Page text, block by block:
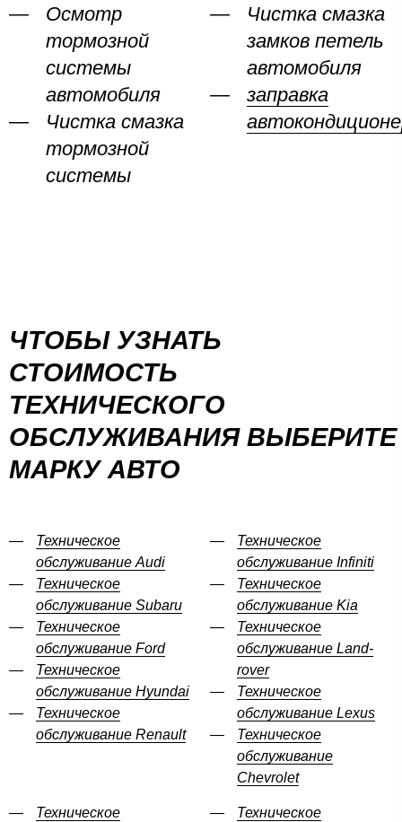
Осмотр
тормозной
системы
автомобиля
Чистка смазка
тормозной
системы
Чистка смазка
замков петель
автомобиля
заправка
ЧТОБЫ УЗНАТЬ
СТОИМОСТЬ
ТЕХНИЧЕСКОГО
ОБСЛУЖИВАНИЯ ВЫБЕРИТЕ
МАРКУ АВТО
Техническое
обслуживание Audi
Техническое
обслуживание Subaru
Техническое
обслуживание Ford
Техническое
обслуживание Hyundai
Техническое
обслуживание Renault
Техническое
обслуживание Infiniti
Техническое
обслуживание Kia
Техническое
обслуживание Land-
rover
Техническое
обслуживание Lexus
Техническое
обслуживание
Chevrolet
Техническое Техническое